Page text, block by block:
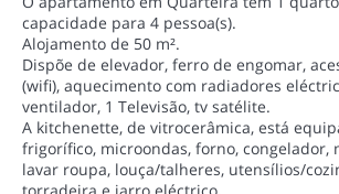
capacidade para 4 pessoa(s).
Alojamento de 50 m².
Dispõe de elevador, ferro de engomar,
(wifi), aquecimento com radiadores
ventilador, 1 Televisão, tv satélite.
A kitchenette, de vitrocerâmica, está
frigorífico, microondas, forno, congelador,
lavar roupa, louça/talheres, utensílios/